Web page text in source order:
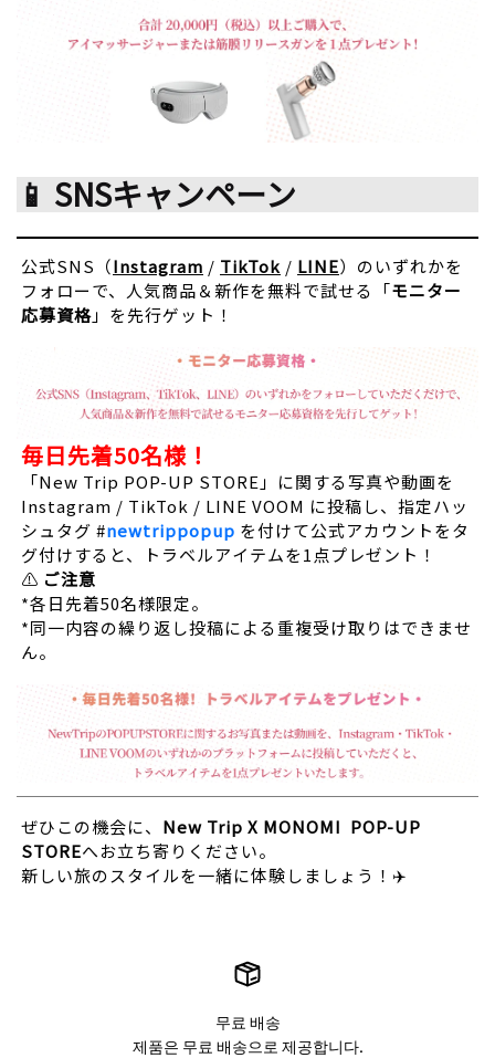
📱 SNSキャンペーン
公式SNS（Instagram / TikTok / LINE）のいずれかを
フォローで、人気商品＆新作を無料で試せる「モニター
応募資格」を先行ゲット！
毎日先着50名様！
「New Trip POP-UP STORE」に関する写真や動画を
Instagram / TikTok / LINE VOOM に投稿し、指定ハッ
シュタグ #newtrippopup を付けて公式アカウントをタ
グ付けすると、トラベルアイテムを1点プレゼント！
⚠️ ご注意
*各日先着50名様限定。
*同一内容の繰り返し投稿による重複受け取りはできませ
ん。
ぜひこの機会に、 New Trip X MONOMI POP-UP
STOREへお立ち寄りください。
新しい旅のスタイルを一緒に体験しましょう！✈️
무료 배송
제품은 무료 배송으로 제공합니다.